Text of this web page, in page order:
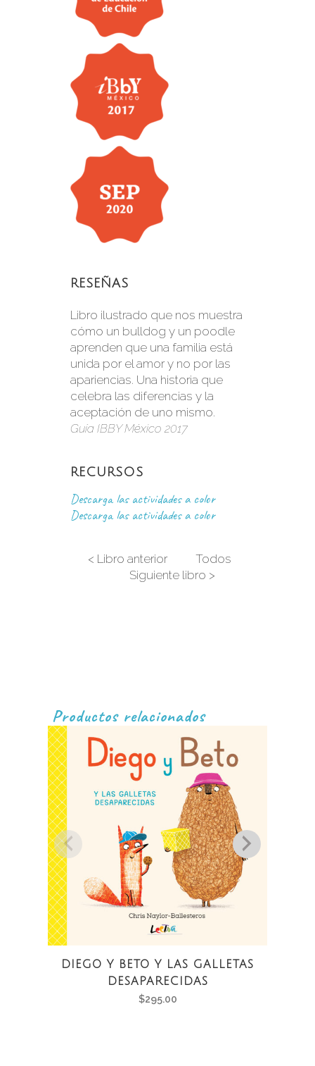
RESEÑAS
Libro ilustrado que nos muestra
cómo un bulldog y un poodle
aprenden que una familia está
unida por el amor y no por las
apariencias. Una historia que
celebra las diferencias y la
aceptación de uno mismo.
Guía IBBY México 2017
RECURSOS
Descarga las actividades a color
Descarga las actividades a color
< Libro anterior
Todos
Siguiente libro >
Productos relacionados
DIEGO Y BETO Y LAS GALLETAS
DESAPARECIDAS
$295.00